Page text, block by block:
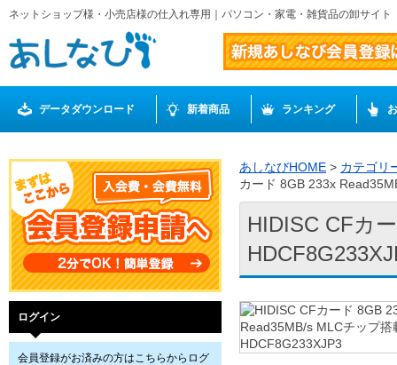
ネットショップ様・小売店様の仕入れ専用｜パソコン・家電・雑貨品の卸サイ
データダウンロード 新着商品 ランキング
ログイン
会員登録がお済みの方はこちらからログ
あしなびHOME > カテゴリ
カード 8GB 233x
HIDISC CFカ